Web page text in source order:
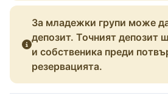
За младежки групи може
депозит. Точният депозит
и собственика преди
резервацията.